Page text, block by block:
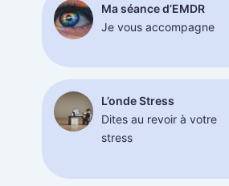
Ma séance d’EMDR
Je vous accompagne
L’onde Stress
Dites au revoir à votre
stress